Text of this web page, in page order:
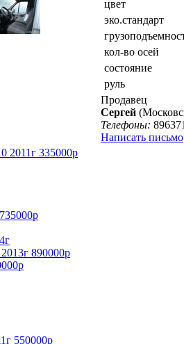
2011г 335000р
890000р
550000р
цвет
эко.стандарт
кол-во осей
состояние
руль
Продавец
Сергей
Телефоны:
Написать письмо